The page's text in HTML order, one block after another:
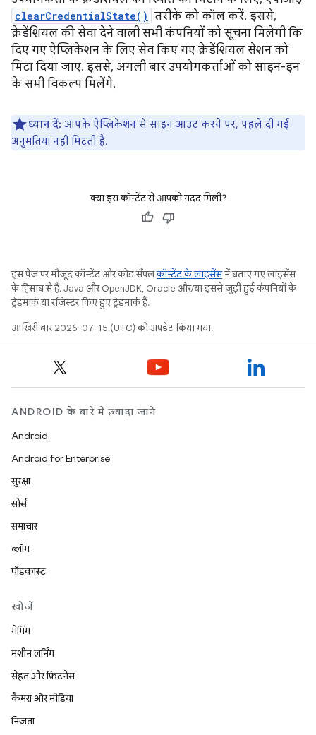
clearCredentialState() तरीके को कॉल करें. इससे,
क्रेडेंशियल की सेवा देने वाली सभी कंपनियों को सूचना मिलेगी कि
दिए गए ऐप्लिकेशन के लिए सेव किए गए क्रेडेंशियल सेशन को
मिटा दिया जाए. इससे, अगली बार उपयोगकर्ताओं को साइन-इन
के सभी विकल्प मिलेंगे.
ध्यान दें: आपके ऐप्लिकेशन से साइन आउट करने पर, पहले दी गई
अनुमतियां नहीं मिटती हैं.
क्या इस कॉन्टेंट से आपको मदद मिली?
इस पेज पर मौजूद कॉन्टेंट और कोड सैंपलकॉन्टेंट के लाइसेंसमें बताए गए लाइसेंस
के हिसाब से हैं. Java और OpenJDK, Oracle और/या इससे जुड़ी हुई कंपनियों के
ट्रेडमार्क या रजिस्टर किए हुए ट्रेडमार्क हैं.
आखिरी बार 2026-07-15 (UTC) को अपडेट किया गया.
ANDROID के बारे में ज़्यादा जानें
Android
Android for Enterprise
सुरक्षा
सोर्स
समाचार
ब्लॉग
पॉडकास्ट
खोजें
गेमिंग
मशीन लर्निंग
सेहत और फ़िटनेस
कैमरा और मीडिया
निजता